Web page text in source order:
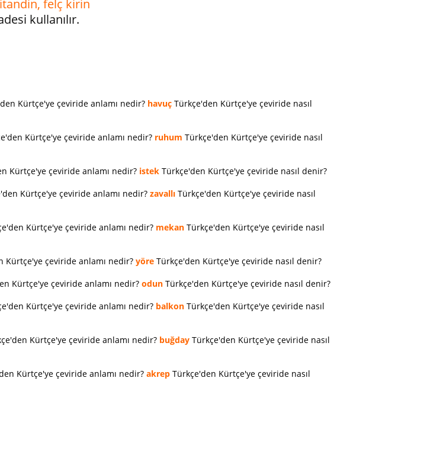
felç kirin
kullanılır.
Kürtçe'ye çeviride anlamı nedir? havuç Türkçe'den Kürtçe'ye çeviride nasıl
Kürtçe'ye çeviride anlamı nedir? ruhum Türkçe'den Kürtçe'ye çeviride nasıl
Kürtçe'ye çeviride anlamı nedir? istek Türkçe'den Kürtçe'ye çeviride nasıl denir?
Kürtçe'ye çeviride anlamı nedir? zavallı Türkçe'den Kürtçe'ye çeviride nasıl
Kürtçe'ye çeviride anlamı nedir? mekan Türkçe'den Kürtçe'ye çeviride nasıl
Kürtçe'ye çeviride anlamı nedir? yöre Türkçe'den Kürtçe'ye çeviride nasıl denir?
Kürtçe'ye çeviride anlamı nedir? odun Türkçe'den Kürtçe'ye çeviride nasıl denir?
Kürtçe'ye çeviride anlamı nedir? balkon Türkçe'den Kürtçe'ye çeviride nasıl
Kürtçe'ye çeviride anlamı nedir? buğday Türkçe'den Kürtçe'ye çeviride nasıl
Kürtçe'ye çeviride anlamı nedir? akrep Türkçe'den Kürtçe'ye çeviride nasıl